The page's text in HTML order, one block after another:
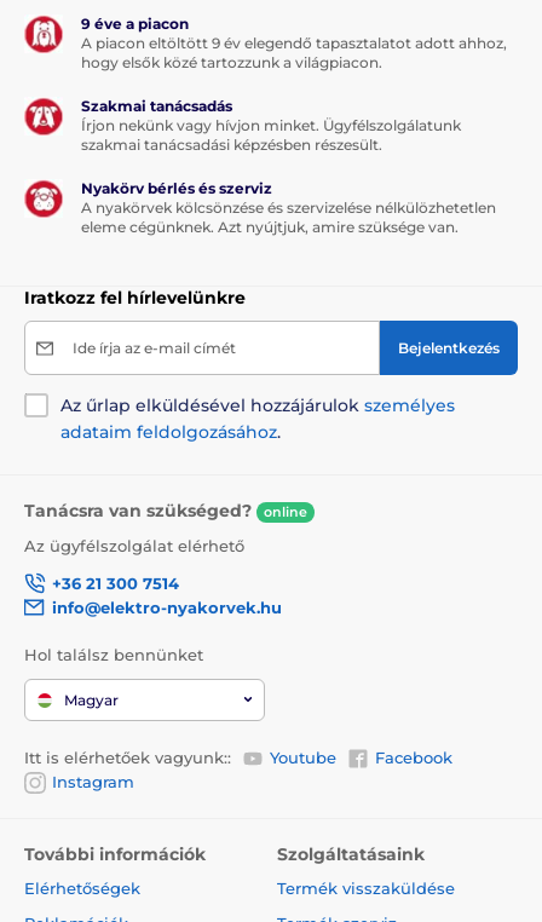
9 éve a piacon
A piacon eltöltött 9 év elegendő tapasztalatot adott ahhoz,
hogy elsők közé tartozzunk a világpiacon.
Szakmai tanácsadás
Írjon nekünk vagy hívjon minket. Ügyfélszolgálatunk
szakmai tanácsadási képzésben részesült.
Nyakörv bérlés és szerviz
A nyakörvek kölcsönzése és szervizelése nélkülözhetetlen
eleme cégünknek. Azt nyújtjuk, amire szüksége van.
Iratkozz fel hírlevelünkre
Ide írja az e-mail címét Bejelentkezés
Az űrlap elküldésével hozzájárulok személyes
adataim feldolgozásához.
Tanácsra van szükséged? online
Az ügyfélszolgálat elérhető
+36 21 300 7514
info@elektro-nyakorvek.hu
Hol találsz bennünket
Magyar
Itt is elérhetőek vagyunk:: Youtube
Facebook
Instagram
További információk
Elérhetőségek
Szolgáltatásaink
Termék visszaküldése